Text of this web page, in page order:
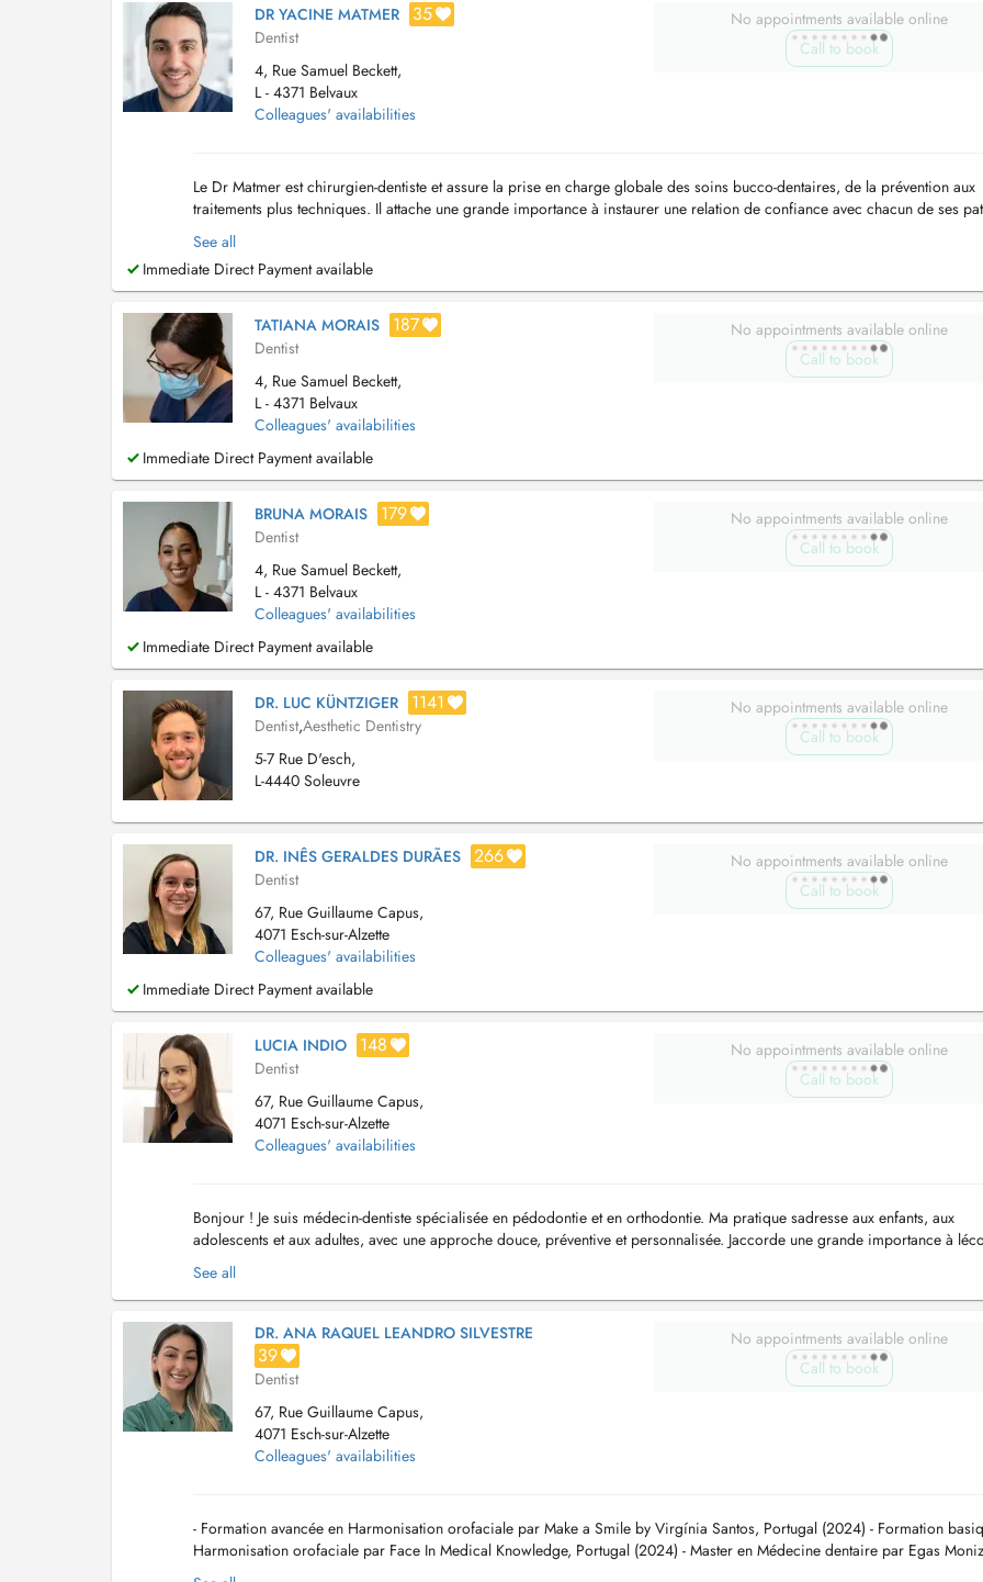
DR YACINE MATMER 35
Dentist
4, Rue Samuel Beckett,
L - 4371 Belvaux
Colleagues' availabilities
No appointments available online
Call to book
Le Dr Matmer est chirurgien-dentiste et assure la prise en charge globale des soins bucco-dentaires, de la prévention aux
traitements plus techniques. Il attache une grande importance à instaurer une relation de confiance avec chacun de ses
Disponible et à lécoute, il veille à expliquer...
See all
Immediate Direct Payment available
TATIANA MORAIS 187
Dentist
4, Rue Samuel Beckett,
L - 4371 Belvaux
Colleagues' availabilities
No appointments available online
Call to book
Immediate Direct Payment available
BRUNA MORAIS 179
Dentist
4, Rue Samuel Beckett,
L - 4371 Belvaux
Colleagues' availabilities
No appointments available online
Call to book
Immediate Direct Payment available
DR. LUC KÜNTZIGER 1141
Dentist,Aesthetic Dentistry
5-7 Rue D'esch,
L-4440 Soleuvre
No appointments available online
Call to book
DR. INÊS GERALDES DURÃES 266
Dentist
67, Rue Guillaume Capus,
4071 Esch-sur-Alzette
Colleagues' availabilities
No appointments available online
Call to book
Immediate Direct Payment available
LUCIA INDIO 148
Dentist
67, Rue Guillaume Capus,
4071 Esch-sur-Alzette
Colleagues' availabilities
No appointments available online
Call to book
Bonjour ! Je suis médecin-dentiste spécialisée en pédodontie et en orthodontie. Ma pratique sadresse aux enfants, aux
adolescents et aux adultes, avec une approche douce, préventive et personnalisée. Jaccorde une grande importance à
patient et de sa famille, afin de proposer des soi...
See all
DR. ANA RAQUEL LEANDRO SILVESTRE
39
Dentist
67, Rue Guillaume Capus,
4071 Esch-sur-Alzette
Colleagues' availabilities
No appointments available online
Call to book
- Formation avancée en Harmonisation orofaciale par Make a Smile by Virgínia Santos, Portugal (2024) - Formation
Harmonisation orofaciale par Face In Medical Knowledge, Portugal (2024) - Master en Médecine dentaire par Egas Moniz
School of Health and Science, Portugal (2018-2023)...